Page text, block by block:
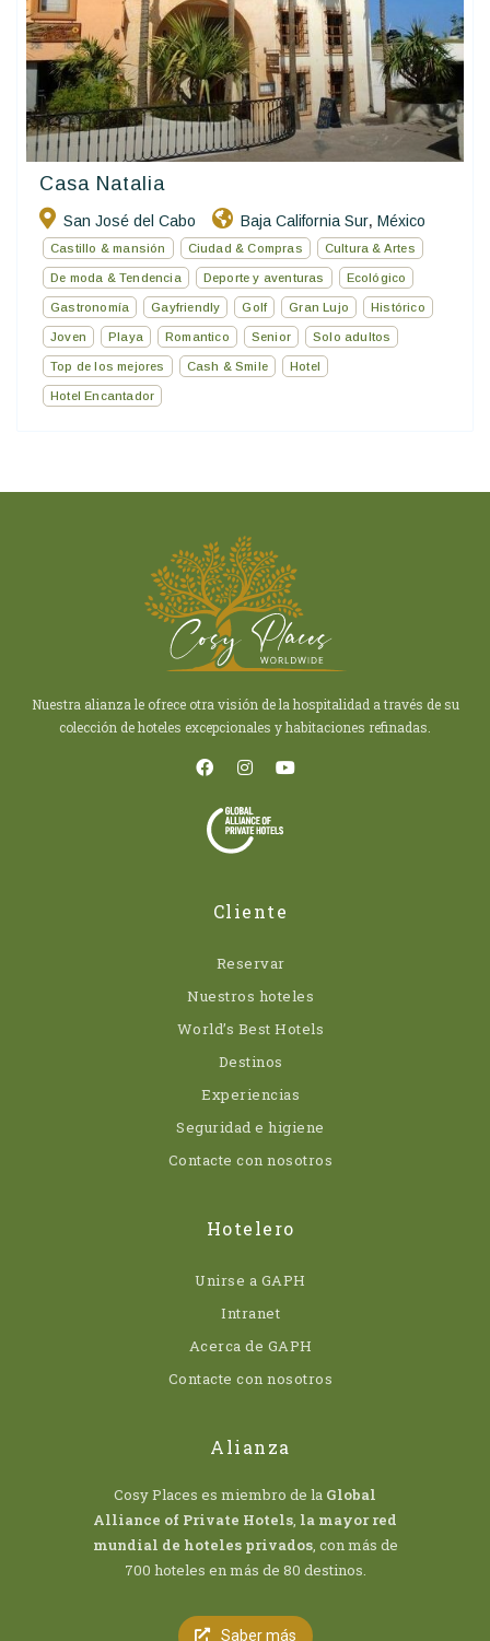
Casa Natalia
San José del Cabo Baja California Sur, México
Castillo & mansión Ciudad & Compras Cultura & Artes
De moda & Tendencia Deporte y aventuras Ecológico
Gastronomía Gayfriendly Golf Gran Lujo Histórico
Joven Playa Romantico Senior Solo adultos
Top de los mejores Cash & Smile Hotel
Hotel Encantador
Nuestra alianza le ofrece otra visión de la hospitalidad a través de su
colección de hoteles excepcionales y habitaciones refinadas.
Cliente
Reservar
Nuestros hoteles
World’s Best Hotels
Destinos
Experiencias
Seguridad e higiene
Contacte con nosotros
Hotelero
Unirse a GAPH
Intranet
Acerca de GAPH
Contacte con nosotros
Alianza
Cosy Places es miembro de la Global
Alliance of Private Hotels, la mayor red
mundial de hoteles privados, con más de
700 hoteles en más de 80 destinos.
Saber más